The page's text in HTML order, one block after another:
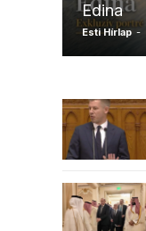
Edina
Esti Hírlap -